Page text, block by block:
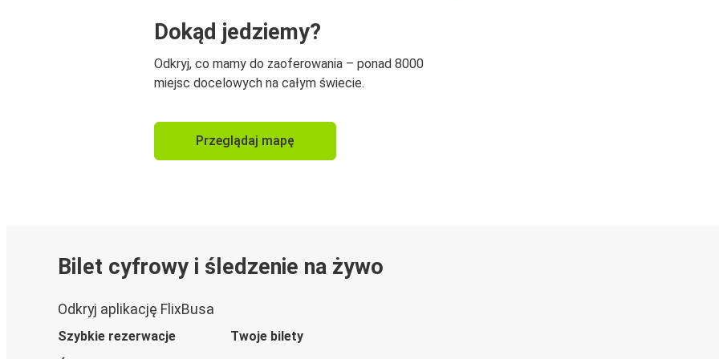
Dokąd jedziemy?
Odkryj, co mamy do zaoferowania – ponad 8000
miejsc docelowych na całym świecie.
Przeglądaj mapę
Bilet cyfrowy i śledzenie na żywo
Odkryj aplikację FlixBusa
Szybkie rezerwacje
Twoje bilety